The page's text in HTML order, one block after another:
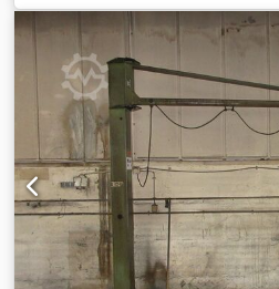
Ro Afhjrf 1 grúa giratoria de
nominal 1000 kg Carga útil con
1 t Altura: aprox. 3,4 m Parte
m Alcance: aprox. 4,5 m Altura
Peso total aprox. 1000 kg incl.
110 cm Incl. polipasto de cadena
270°, conexión 400V 16A Grúa
inmediato Ubicación: 75053
más grúas, capacidades de 80 a
Envío por agencia de transporte
acuerdo